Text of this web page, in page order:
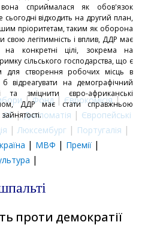
сприймалася як обов'язок
сьогодні відходить на другий план,
пріоритетам, таким як оборона
свою легітимність і вплив, ДДР має
на конкретні цілі, зокрема на
сільського господарства, що є
для створення робочих місць в
відреагувати на демографічний
зміцнити євро-африканські
ДДР має стати справжньою
|Фонд|Єврокомісія|
ЄС|Дипломатія | Європейські
|Люксембург | Португалія |
| МВФ | Премії |
|
проти демократії